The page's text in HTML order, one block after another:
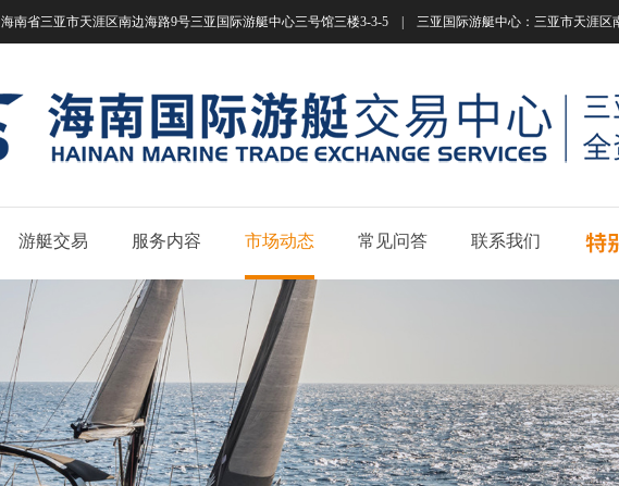
海南省三亚市天涯区南边海路9号三亚国际游艇中心三号馆三楼3-3-5 | 三亚国际游艇中心：三亚市天涯
游艇交易 服务内容 市场动态 常见问答 联系我们